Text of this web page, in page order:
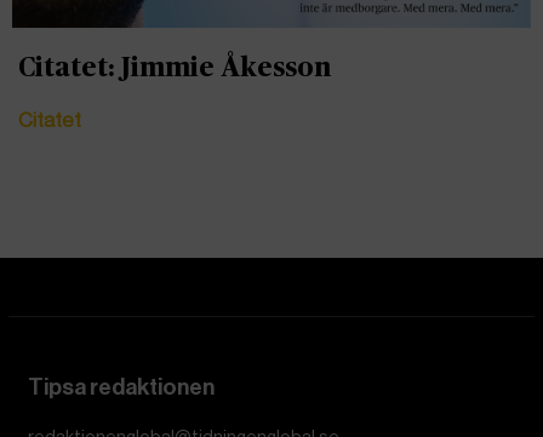
Citatet: Jimmie Åkesson
Citatet
Tipsa redaktionen